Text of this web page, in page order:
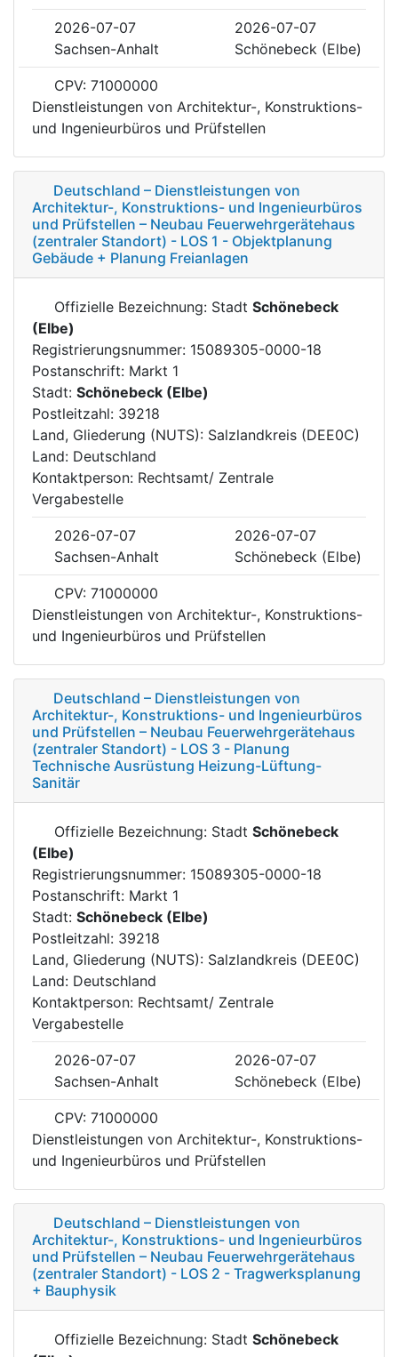
2026-07-07
2026-07-07
Sachsen-Anhalt
Schönebeck (Elbe)
CPV: 71000000
Dienstleistungen von Architektur-, Konstruktions-
und Ingenieurbüros und Prüfstellen
Deutschland – Dienstleistungen von
Architektur-, Konstruktions- und Ingenieurbüros
und Prüfstellen – Neubau Feuerwehrgerätehaus
(zentraler Standort) - LOS 1 - Objektplanung
Gebäude + Planung Freianlagen
Offizielle Bezeichnung: Stadt Schönebeck
(Elbe)
Registrierungsnummer: 15089305-0000-18
Postanschrift: Markt 1
Stadt: Schönebeck (Elbe)
Postleitzahl: 39218
Land, Gliederung (NUTS): Salzlandkreis (DEE0C)
Land: Deutschland
Kontaktperson: Rechtsamt/ Zentrale
Vergabestelle
2026-07-07
2026-07-07
Sachsen-Anhalt
Schönebeck (Elbe)
CPV: 71000000
Dienstleistungen von Architektur-, Konstruktions-
und Ingenieurbüros und Prüfstellen
Deutschland – Dienstleistungen von
Architektur-, Konstruktions- und Ingenieurbüros
und Prüfstellen – Neubau Feuerwehrgerätehaus
(zentraler Standort) - LOS 3 - Planung
Technische Ausrüstung Heizung-Lüftung-
Sanitär
Offizielle Bezeichnung: Stadt Schönebeck
(Elbe)
Registrierungsnummer: 15089305-0000-18
Postanschrift: Markt 1
Stadt: Schönebeck (Elbe)
Postleitzahl: 39218
Land, Gliederung (NUTS): Salzlandkreis (DEE0C)
Land: Deutschland
Kontaktperson: Rechtsamt/ Zentrale
Vergabestelle
2026-07-07
2026-07-07
Sachsen-Anhalt
Schönebeck (Elbe)
CPV: 71000000
Dienstleistungen von Architektur-, Konstruktions-
und Ingenieurbüros und Prüfstellen
Deutschland – Dienstleistungen von
Architektur-, Konstruktions- und Ingenieurbüros
und Prüfstellen – Neubau Feuerwehrgerätehaus
(zentraler Standort) - LOS 2 - Tragwerksplanung
+ Bauphysik
Offizielle Bezeichnung: Stadt Schönebeck